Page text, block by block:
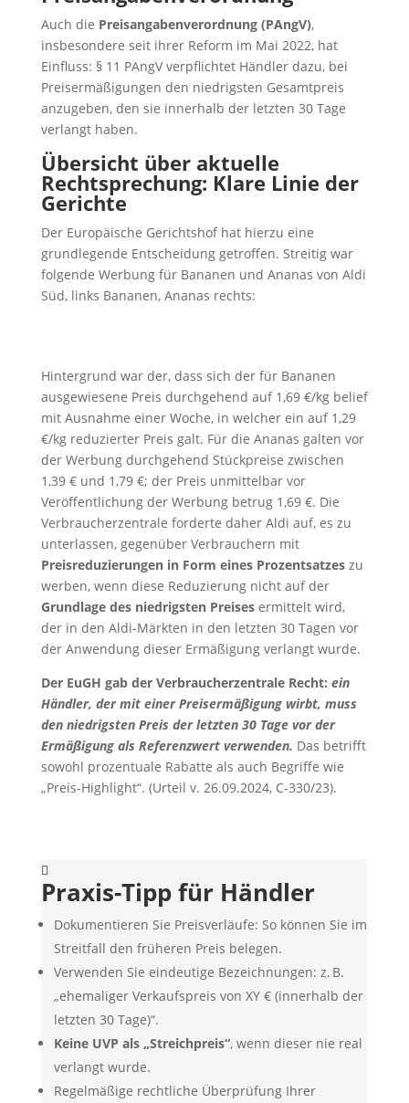
Auch die Preisangabenverordnung (PAngV),
insbesondere seit ihrer Reform im Mai 2022, hat
Einfluss: § 11 PAngV verpflichtet Händler dazu, bei
Preisermäßigungen den niedrigsten Gesamtpreis
anzugeben, den sie innerhalb der letzten 30 Tage
verlangt haben.
Übersicht über aktuelle
Rechtsprechung: Klare Linie der
Gerichte
Der Europäische Gerichtshof hat hierzu eine
grundlegende Entscheidung getroffen. Streitig war
folgende Werbung für Bananen und Ananas von Aldi
Süd, links Bananen, Ananas rechts:
Hintergrund war der, dass sich der für Bananen
ausgewiesene Preis durchgehend auf 1,69 €/kg belief
mit Ausnahme einer Woche, in welcher ein auf 1,29
€/kg reduzierter Preis galt. Für die Ananas galten vor
der Werbung durchgehend Stückpreise zwischen
1,39 € und 1,79 €; der Preis unmittelbar vor
Veröffentlichung der Werbung betrug 1,69 €. Die
Verbraucherzentrale forderte daher Aldi auf, es zu
unterlassen, gegenüber Verbrauchern mit
Preisreduzierungen in Form eines Prozentsatzeszu
werben, wenn diese Reduzierung nicht auf der
Grundlage des niedrigsten Preisesermittelt wird,
der in den Aldi-Märkten in den letzten 30 Tagen vor
der Anwendung dieser Ermäßigung verlangt wurde.
Der EuGH gab der Verbraucherzentrale Recht: ein
Händler, der mit einer Preisermäßigung wirbt, muss
den niedrigsten Preis der letzten 30 Tage vor der
Ermäßigung als Referenzwert verwenden. Das betrifft
sowohl prozentuale Rabatte als auch Begriffe wie
„Preis-Highlight“. (Urteil v. 26.09.2024, C-330/23).
Praxis-Tipp für Händler
Dokumentieren Sie Preisverläufe: So können Sie im
Streitfall den früheren Preis belegen.
Verwenden Sie eindeutige Bezeichnungen: z. B.
„ehemaliger Verkaufspreis von XY € (innerhalb der
letzten 30 Tage)“.
Keine UVP als „Streichpreis“, wenn dieser nie real
verlangt wurde.
Regelmäßige rechtliche Überprüfung Ihrer